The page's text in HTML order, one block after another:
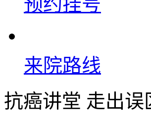
来院路线
抗癌讲堂 走出误